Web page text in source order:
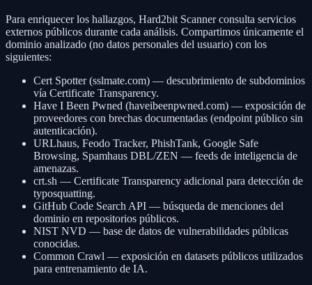
Para enriquecer los hallazgos, Hard2bit Scanner consulta servicios
externos públicos durante cada análisis. Compartimos únicamente el
dominio analizado (no datos personales del usuario) con los
siguientes:
Cert Spotter (sslmate.com) — descubrimiento de subdominios
vía Certificate Transparency.
Have I Been Pwned (haveibeenpwned.com) — exposición de
proveedores con brechas documentadas (endpoint público sin
autenticación).
URLhaus, Feodo Tracker, PhishTank, Google Safe
Browsing, Spamhaus DBL/ZEN — feeds de inteligencia de
amenazas.
crt.sh — Certificate Transparency adicional para detección de
typosquatting.
GitHub Code Search API — búsqueda de menciones del
dominio en repositorios públicos.
NIST NVD — base de datos de vulnerabilidades públicas
conocidas.
Common Crawl — exposición en datasets públicos utilizados
para entrenamiento de IA.